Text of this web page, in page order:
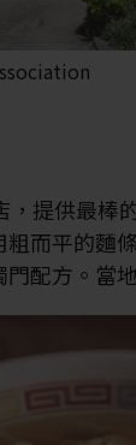
，提供最棒
而平的麵
配方。當